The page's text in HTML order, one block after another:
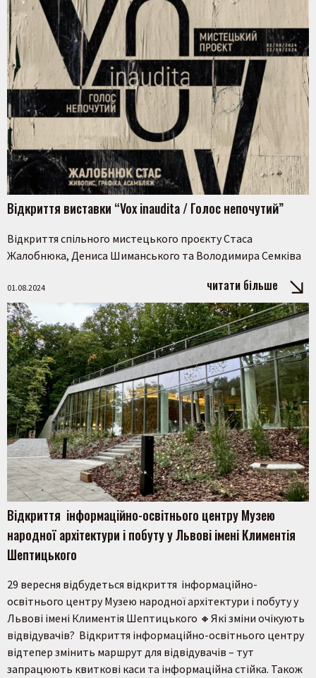
Відкриття виставки “Vox inaudita / Голос непочутий”
Відкриття спільного мистецького проєкту Стаса
Жалобнюка, Дениса Шиманського та Володимира Семківа
01.08.2024 читати більше
Відкриття інформаційно-освітнього центру Музею
народної архітектури і побуту у Львові імені Климентія
Шептицького
29 вересня відбудеться відкриття інформаційно-
освітнього центру Музею народної архітектури і побуту у
Львові імені Климентія Шептицького 🔸Які зміни очікують
відвідувачів? Відкриття інформаційно-освітнього центру
відтепер змінить маршрут для відвідувачів – тут
запрацюють квиткові каси та інформаційна стійка. Також